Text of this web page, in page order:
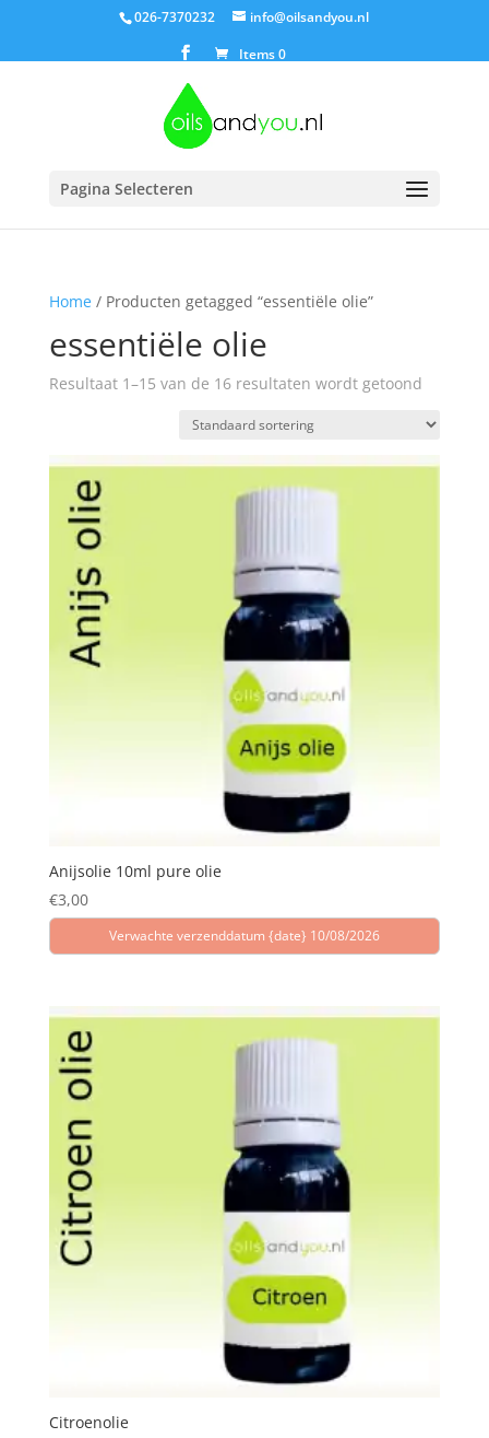
026-7370232
info@oilsandyou.nl
Items 0
Pagina Selecteren
Home/ Producten getagged “essentiële olie”
essentiële olie
Resultaat 1–15 van de 16 resultaten wordt getoond
Anijsolie 10ml pure olie
€3,00
Verwachte verzenddatum {date} 10/08/2026
Citroenolie